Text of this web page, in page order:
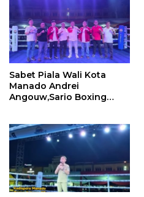
Sabet Piala Wali Kota
Manado Andrei
Angouw,Sario Boxing